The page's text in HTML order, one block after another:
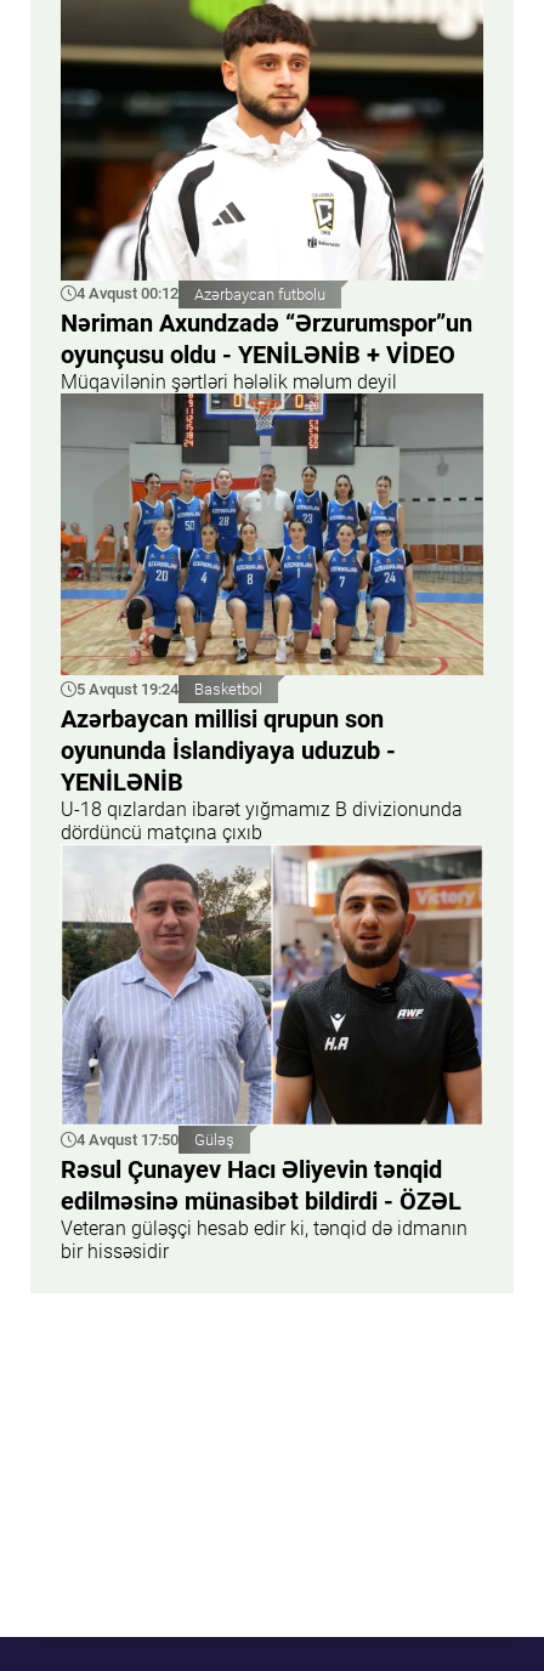
4 Avqust 00:12 Azərbaycan futbolu
Nəriman Axundzadə “Ərzurumspor”un
oyunçusu oldu - YENİLƏNİB + VİDEO
Müqavilənin şərtləri hələlik məlum deyil
5 Avqust 19:24 Basketbol
Azərbaycan millisi qrupun son
oyununda İslandiyaya uduzub -
YENİLƏNİB
U-18 qızlardan ibarət yığmamız B divizionunda
dördüncü matçına çıxıb
4 Avqust 17:50 Güləş
Rəsul Çunayev Hacı Əliyevin tənqid
edilməsinə münasibət bildirdi - ÖZƏL
Veteran güləşçi hesab edir ki, tənqid də idmanın
bir hissəsidir